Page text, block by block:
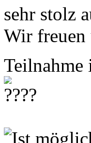
sehr stolz
Wir freuen
Teilnahme